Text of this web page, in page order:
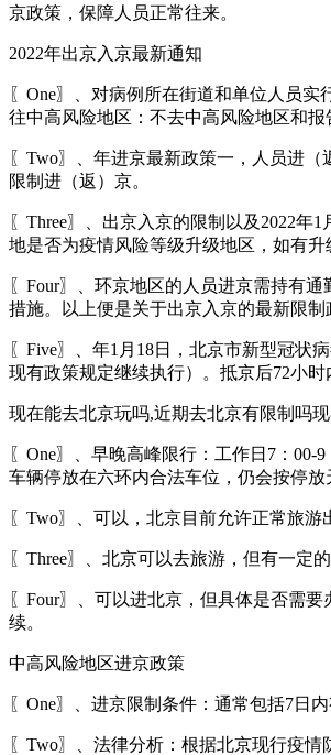
京政策，保障人员正常往来。
2022年出京入京最新通知
〖One〗、对病例所在街道和单位人员
往中高风险地区：不去中高风险地区和
〖Two〗、年进京最新政策一，人员进
限制进（返）京。
〖Three〗、出京入京的限制以及2022
地是否为疫情风险等级升级地区，如有升
〖Four〗、环京地区的人员进京需持有
措施。以上便是关于出京入京的最新限制
〖Five〗、年1月18日，北京市新型冠状
现有政策规定继续执行）。抵京后72小时
现在能去北京玩吗,近期去北京有限制吗
〖One〗、早晚高峰限行：工作日7：
车辆停放在六环内合法车位，仍会按停
〖Two〗、可以，北京目前允许正常旅游
〖Three〗、北京可以去旅游，但有一定
〖Four〗、可以进北京，但具体是否需
续。
中高风险地区进京政策
〖One〗、进京限制条件：通常包括7日
〖Two〗、法律分析：根据北京现行疫